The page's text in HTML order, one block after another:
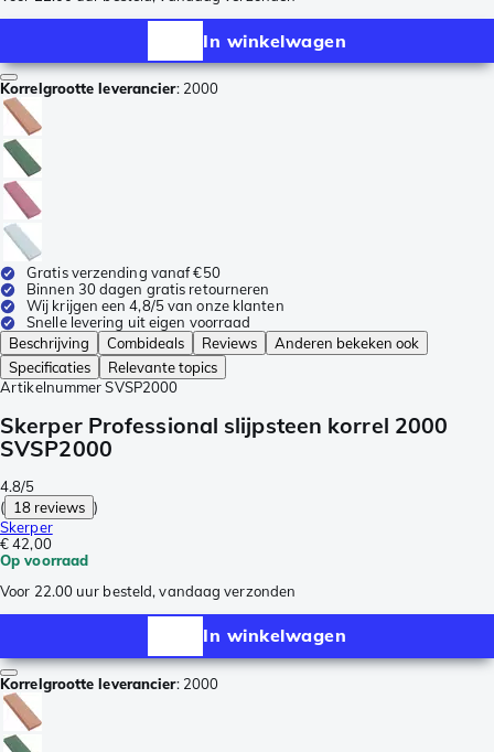
In winkelwagen
Korrelgrootte leverancier: 2000
Gratis verzending vanaf €50
Binnen 30 dagen gratis retourneren
Wij krijgen een 4,8/5 van onze klanten
Snelle levering uit eigen voorraad
Beschrijving
Combideals Reviews
Anderen bekeken ook
Specificaties
Relevante topics
Artikelnummer SVSP2000
Skerper Professional slijpsteen korrel 2000
SVSP2000
4.8/5
( 18 reviews )
Skerper
€ 42,00
Op voorraad
Voor 22.00 uur besteld, vandaag verzonden
In winkelwagen
Korrelgrootte leverancier: 2000